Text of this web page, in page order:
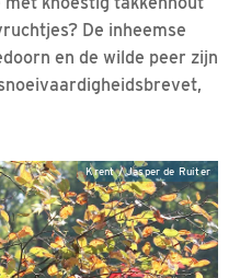
De inheemse
en de wilde peer zijn
Krent / Jasper de Ruiter